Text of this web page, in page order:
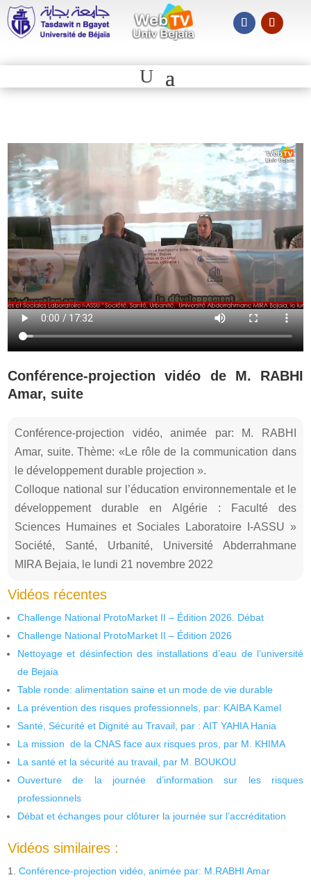
Conférence-projection vidéo de M. RABHI
Amar, suite
Conférence-projection vidéo, animée par: M. RABHI
Amar, suite. Thème: «Le rôle de la communication dans
le développement durable projection ».
Colloque national sur l’éducation environnementale et le
développement durable en Algérie : Faculté des
Sciences Humaines et Sociales Laboratoire I-ASSU »
Société, Santé, Urbanité, Université Abderrahmane
MIRA Bejaia, le lundi 21 novembre 2022
Vidéos récentes
Challenge National ProtoMarket II – Édition 2026. Débat
Challenge National ProtoMarket II – Édition 2026
Nettoyage et désinfection des installations d’eau de l’université
de Bejaia
Table ronde: alimentation saine et un mode de vie durable
La prévention des risques professionnels, par: KAIBA Kamel
Santé, Sécurité et Dignité au Travail, par : AIT YAHIA Hania
La mission de la CNAS face aux risques pros, par M. KHIMA
La santé et la sécurité au travail, par M. BOUKOU
Ouverture de la journée d’information sur les risques
professionnels
Débat et échanges pour clôturer la journée sur l’accréditation
Vidéos similaires :
Conférence-projection vidéo, animée par: M.RABHI Amar